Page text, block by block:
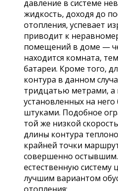
давление в системе
жидкость, доходя до
отопления, успевает
приводит к
помещений в доме —
находится комната,
батареи. Кроме того,
контура в данном
тридцатью метрами, а
установленных на
штуками. Подобное
той же низкой
длины контура
крайней точки
совершенно остывшим.
естественную систему
лучшим вариантом